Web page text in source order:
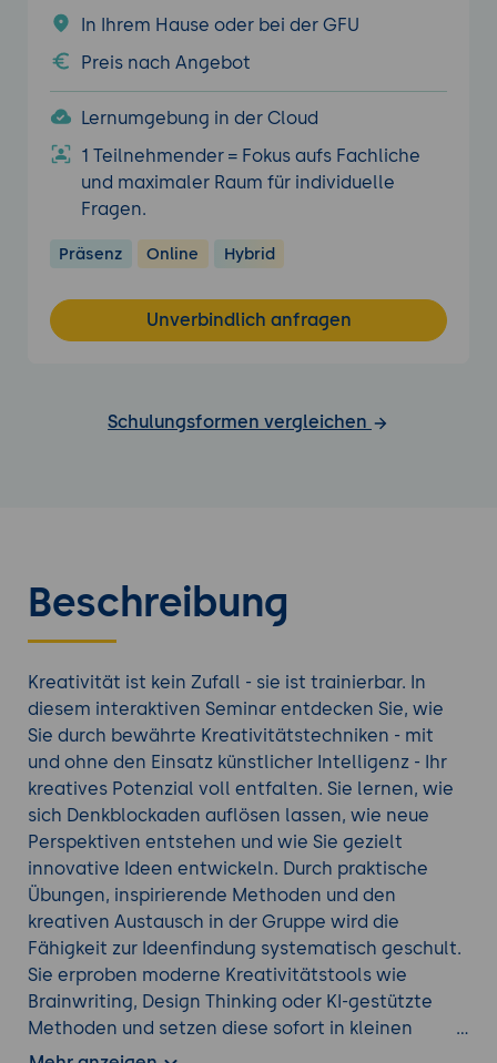
In Ihrem Hause oder bei der GFU
Preis nach Angebot
Lernumgebung in der Cloud
1 Teilnehmender = Fokus aufs Fachliche
und maximaler Raum für individuelle
Fragen.
Präsenz Online Hybrid
Unverbindlich anfragen
Schulungsformen vergleichen
Beschreibung
Kreativität ist kein Zufall - sie ist trainierbar. In
diesem interaktiven Seminar entdecken Sie, wie
Sie durch bewährte Kreativitätstechniken - mit
und ohne den Einsatz künstlicher Intelligenz - Ihr
kreatives Potenzial voll entfalten. Sie lernen, wie
sich Denkblockaden auflösen lassen, wie neue
Perspektiven entstehen und wie Sie gezielt
innovative Ideen entwickeln. Durch praktische
Übungen, inspirierende Methoden und den
kreativen Austausch in der Gruppe wird die
Fähigkeit zur Ideenfindung systematisch geschult.
Sie erproben moderne Kreativitätstools wie
Brainwriting, Design Thinking oder KI-gestützte
Methoden und setzen diese sofort in kleinen
Projekten um.